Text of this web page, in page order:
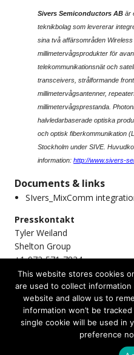
Sivers Semiconductors AB är
teknikbolag som levererar
sina två affärsområden
millimetervågsprodukter för
telekommunikationsnät och
transceivers, strålformande
millimetervågsantenner,
millimetervågsprestanda.
halvledarbaserade optiska
och optisk fiberkommunikation
Stockholm under SIVE.
information: http://www.sivers-
Documents & links
SIvers_MixComm
Presskontakt
Tyler Weiland
Shelton Group
+1-972-571-7834
tweiland@sheltongroup.com
Företagskontakt
Heine Thorsgaard
CFO
ir@sivers-
This website stores cookies
are used to collect
website and allow us to
information won’t be
single cookie will be used in
preference